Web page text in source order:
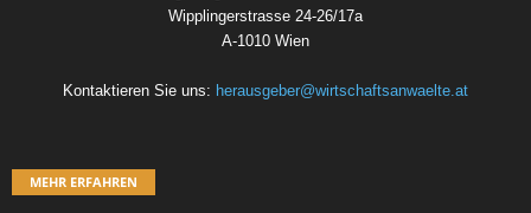
Wipplingerstrasse 24-26/17a
A-1010 Wien
Kontaktieren Sie uns: herausgeber@wirtschaftsanwaelte.at
MEHR ERFAHREN